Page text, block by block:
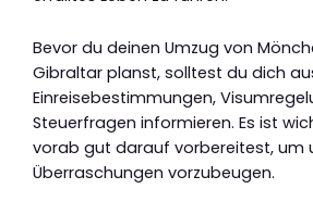
Bevor du deinen Umzug von
Gibraltar planst, solltest du dich
Einreisebestimmungen,
Steuerfragen informieren. Es ist
vorab gut darauf vorbereitest, um
Überraschungen vorzubeugen.